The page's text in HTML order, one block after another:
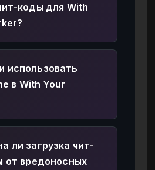
коды для With
использовать
в With Your
ли загрузка чит-
от вредоносных